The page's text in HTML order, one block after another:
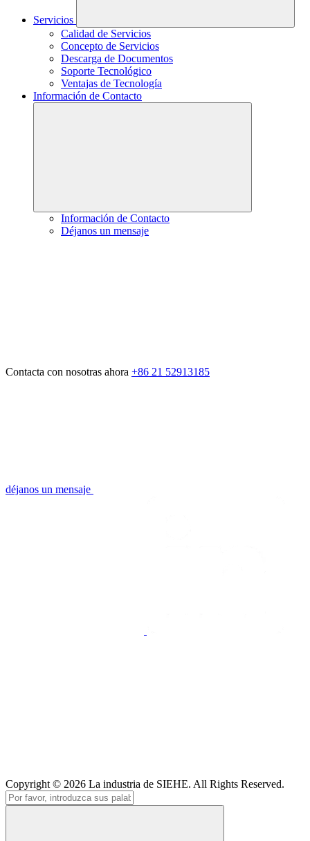
Servicios
Calidad de Servicios
Concepto de Servicios
Descarga de Documentos
Soporte Tecnológico
Ventajas de Tecnología
Información de Contacto
Información de Contacto
Déjanos un mensaje
Contacta con nosotras ahora +86 21 52913185
déjanos un mensaje
Copyright © 2026 La industria de SIEHE. All Rights Reserved.